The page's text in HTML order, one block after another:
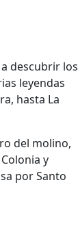
descubrir los
leyendas
hasta La
del molino,
y
por Santo